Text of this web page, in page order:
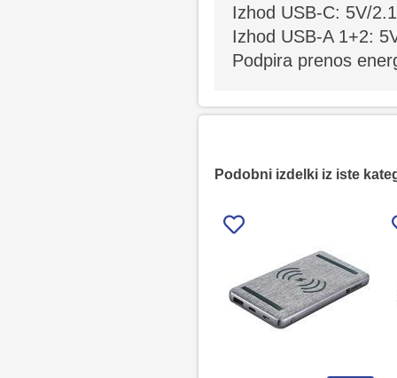
Izhod USB-C: 5V/
Izhod USB-A 1+2:
Podpira prenos
Podobni izdelki iz iste